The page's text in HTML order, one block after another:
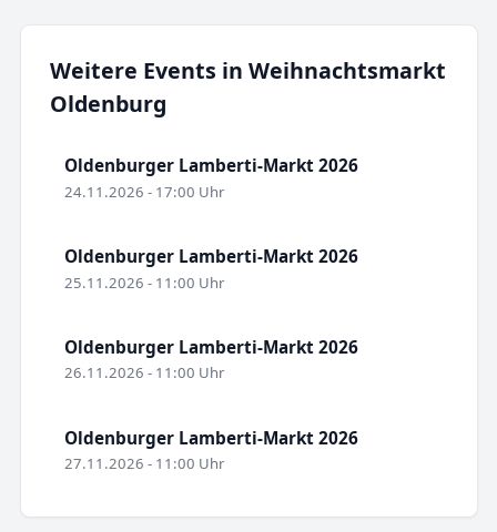
Weitere Events in Weihnachtsmarkt
Oldenburg
Oldenburger Lamberti-Markt 2026
24.11.2026 - 17:00 Uhr
Oldenburger Lamberti-Markt 2026
25.11.2026 - 11:00 Uhr
Oldenburger Lamberti-Markt 2026
26.11.2026 - 11:00 Uhr
Oldenburger Lamberti-Markt 2026
27.11.2026 - 11:00 Uhr